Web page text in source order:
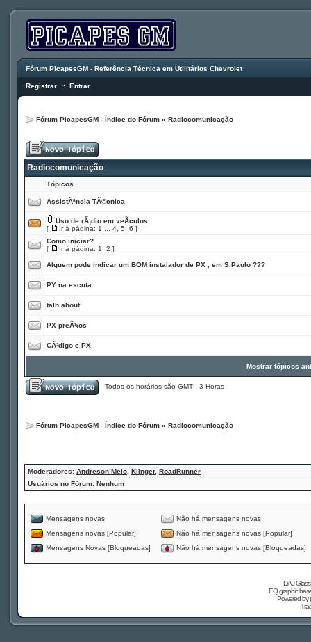
Fórum PicapesGM - Referência Técnica em Utilitários Chevrolet
Registrar :: Entrar
Fórum PicapesGM - Índice do Fórum » Radiocomunicação
Radiocomunicação
Tópicos
AssistÃªncia TÃ©cnica
Uso de rÃ¡dio em veÃ­culos
[
Ir à página: 1 4 5 6 ]
Como iniciar?
[
Ir à página: 1 2 ]
Alguem pode indicar um BOM instalador de PX , em S.Paulo ???
PY na escuta
talh about
PX preÃ§os
CÃ³digo e PX
Mostrar tópicos
Todos os horários são GMT - 3 Horas
Fórum PicapesGM - Índice do Fórum » Radiocomunicação
Moderadores: Andreson Melo Klinger, RoadRunner
Usuários no Fórum: Nenhum
Mensagens novas
Não há mensagens novas
Mensagens novas [Popular]
Não há mensagens novas [Popular]
Mensagens Novas [Bloqueadas]
Não há mensagens novas [Bloqueadas]
DAJ
EQ graphic
Powered by